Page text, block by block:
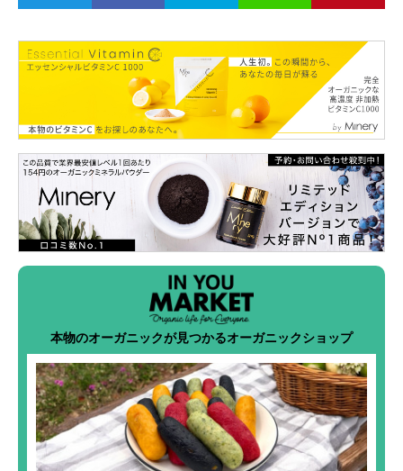
本物のオーガニックが見つかるオーガニックショップ